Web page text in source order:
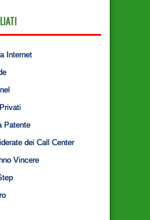
Internet
Patente
dei Call Center
Vincere